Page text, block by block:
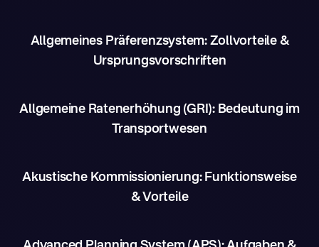
Allgemeines Präferenzsystem: Zollvorteile &
Ursprungsvorschriften
Allgemeine Ratenerhöhung (GRI): Bedeutung im
Transportwesen
Akustische Kommissionierung: Funktionsweise
& Vorteile